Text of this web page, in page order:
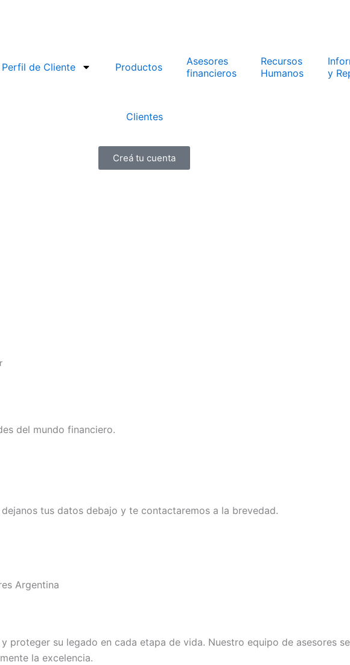
Perfil de Cliente Productos
Asesores
financieros
Recursos
Humanos
y
Clientes
Creá tu cuenta
del mundo financiero.
tus datos debajo y te contactaremos a la brevedad.
Argentina
proteger su legado en cada etapa de vida. Nuestro equipo de asesores
la excelencia.